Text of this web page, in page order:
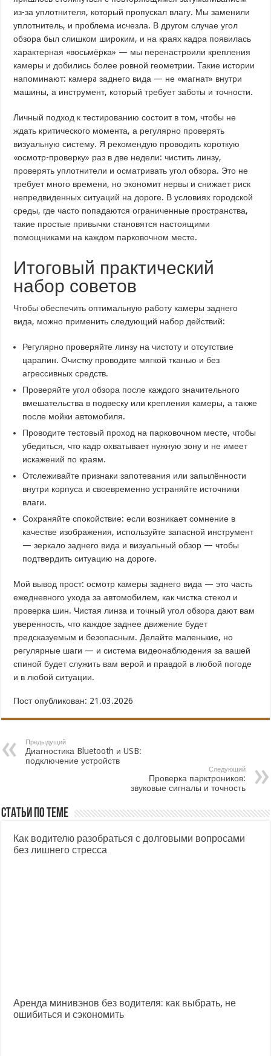
из-за уплотнителя, который пропускал влагу. Мы заменили
уплотнитель, и проблема исчезла. В другом случае угол
обзора был слишком широким, и на краях кадра появилась
характерная «восьмёрка» — мы перенастроили крепления
камеры и добились более ровной геометрии. Такие истории
напоминают: камерa заднего вида — не «магнат» внутри
машины, а инструмент, который требует заботы и точности.
Личный подход к тестированию состоит в том, чтобы не
ждать критического момента, а регулярно проверять
визуальную систему. Я рекомендую проводить короткую
«осмотр-проверку» раз в две недели: чистить линзу,
проверять уплотнители и осматривать угол обзора. Это не
требует много времени, но экономит нервы и снижает риск
непредвиденных ситуаций на дороге. В условиях городской
среды, где часто попадаются ограниченные пространства,
такие простые привычки становятся настоящими
помощниками на каждом парковочном месте.
Итоговый практический
набор советов
Чтобы обеспечить оптимальную работу камеры заднего
вида, можно применить следующий набор действий:
Регулярно проверяйте линзу на чистоту и отсутствие
царапин. Очистку проводите мягкой тканью и без
агрессивных средств.
Проверяйте угол обзора после каждого значительного
вмешательства в подвеску или крепления камеры, а также
после мойки автомобиля.
Проводите тестовый проход на парковочном месте, чтобы
убедиться, что кадр охватывает нужную зону и не имеет
искажений по краям.
Отслеживайте признаки запотевания или запылённости
внутри корпуса и своевременно устраняйте источники
влаги.
Сохраняйте спокойствие: если возникает сомнение в
качестве изображения, используйте запасной инструмент
— зеркало заднего вида и визуальный обзор — чтобы
подтвердить ситуацию на дороге.
Мой вывод прост: осмотр камеры заднего вида — это часть
ежедневного ухода за автомобилем, как чистка стекол и
проверка шин. Чистая линза и точный угол обзора дают вам
уверенность, что каждое заднее движение будет
предсказуемым и безопасным. Делайте маленькие, но
регулярные шаги — и система видеонаблюдения за вашей
спиной будет служить вам верой и правдой в любой погоде
и в любой ситуации.
Пост опубликован: 21.03.2026
Предыдущий
Диагностика Bluetooth и USB:
подключение устройств
Следующий
Проверка парктроников:
звуковые сигналы и точность
Статьи по теме
Как водителю разобраться с долговыми вопросами
без лишнего стресса
Аренда минивэнов без водителя: как выбрать, не
ошибиться и сэкономить